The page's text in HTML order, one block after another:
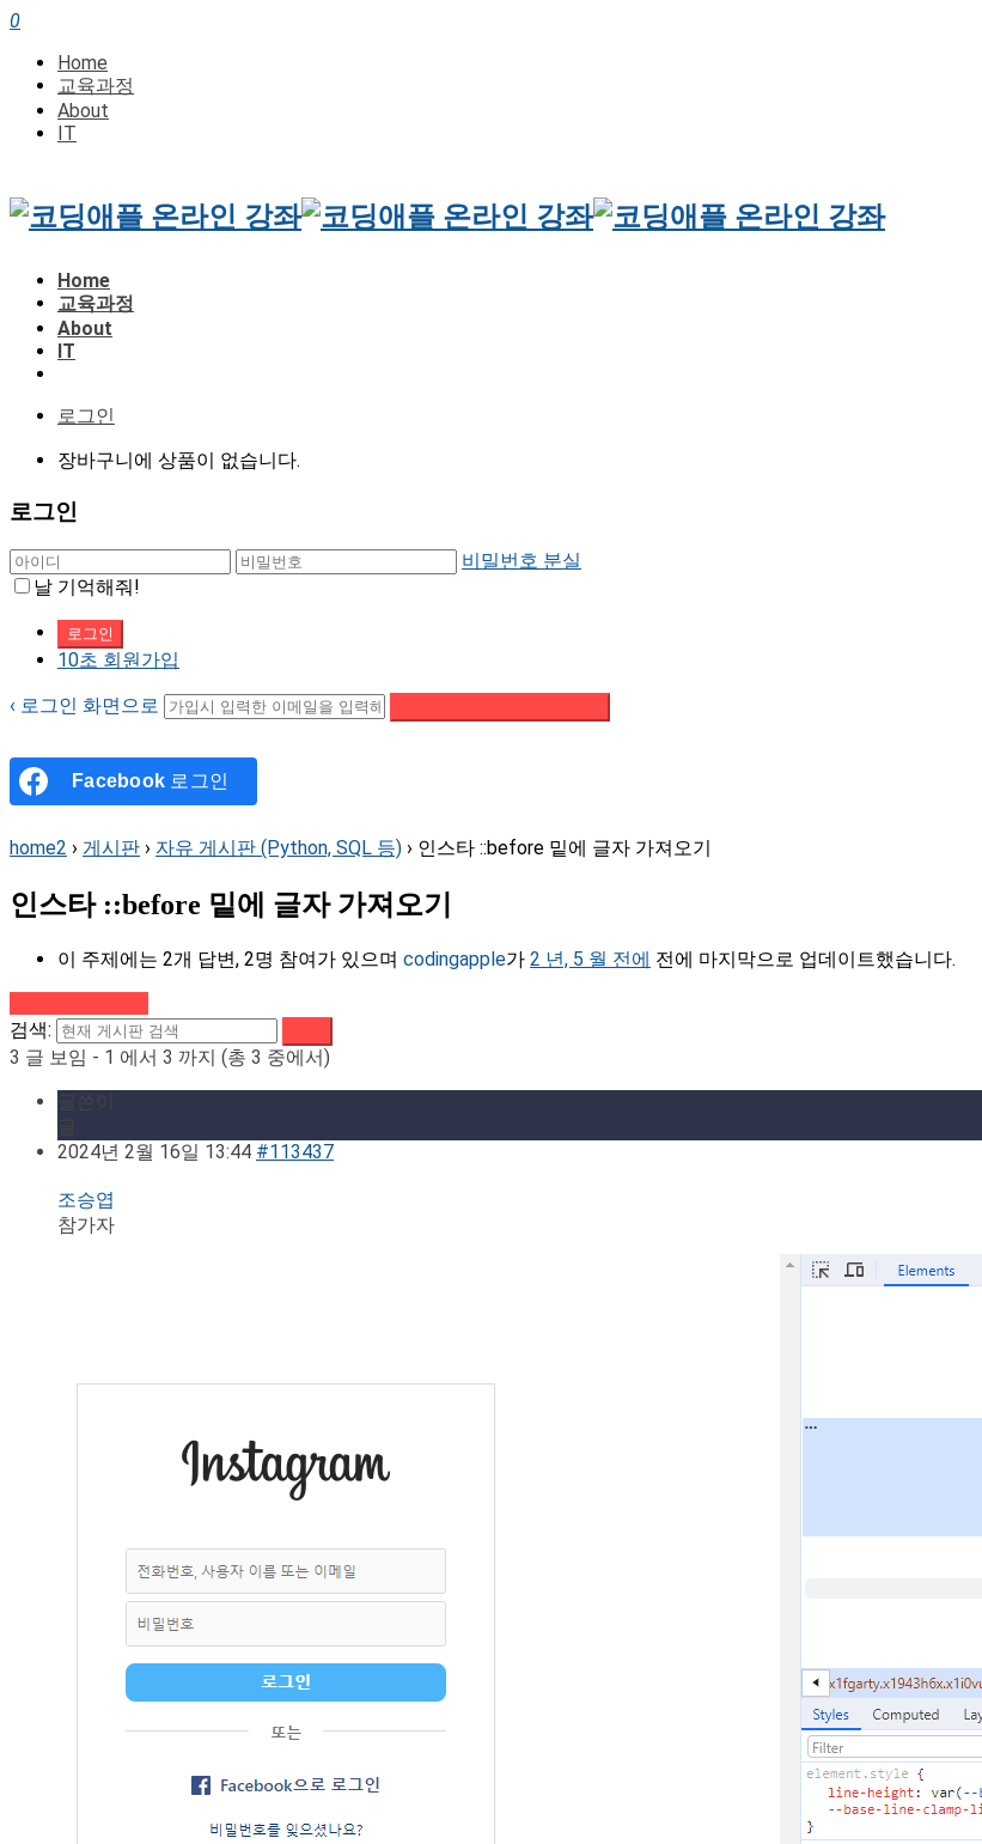
0
Home
교육과정
About
IT
Home
교육과정
About
IT
로그인
장바구니에 상품이 없습니다.
로그인
비밀번호 분실
날 기억해줘!
10초 회원가입
‹ 로그인 화면으로
Facebook 로그인
home2 › 게시판 › 자유 게시판 (Python, SQL 등) › 인스타 ::before 밑에 글자 가져오기
인스타 ::before 밑에 글자 가져오기
이 주제에는 2개 답변, 2명 참여가 있으며 codingapple가 2 년, 5 월 전에 전에 마지막으로 업데이트했습니다.
검색:
3 글 보임 - 1 에서 3 까지 (총 3 중에서)
2024년 2월 16일 13:44 #113437
조승엽
참가자